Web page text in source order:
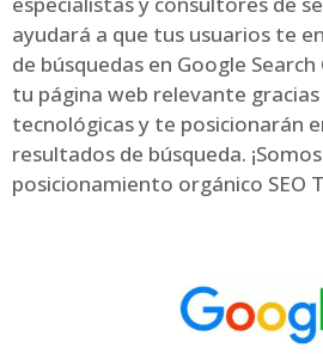
ayudará a que tus usuarios te
de búsquedas en Google
tu página web relevante
tecnológicas y te posicionarán
resultados de búsqueda.
posicionamiento orgánico SEO